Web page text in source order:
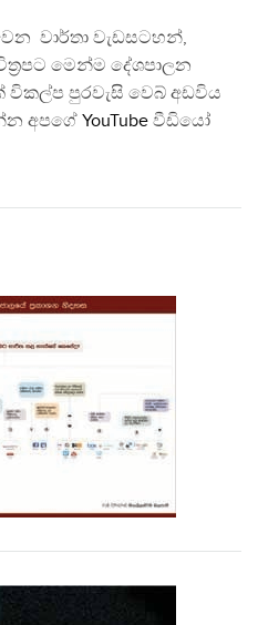
වාර්තා වැඩසටහන්,
මෙන්ම දේශපාලන
විකල්ප පුරවැසි වෙබ් අඩවිය
අපගේ YouTube වීඩියෝ